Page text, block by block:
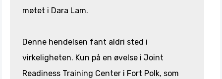
møtet i Dara Lam.
Denne hendelsen fant aldri sted i
virkeligheten. Kun på en øvelse i Joint
Readiness Training Center i Fort Polk, som